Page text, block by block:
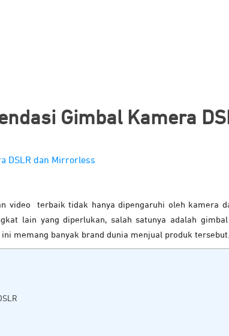
Gimbal Kamera
video terbaik tidak hanya dipengaruhi oleh kamera
lain yang diperlukan, salah satunya adalah
memang banyak brand dunia menjual produk tersebut.